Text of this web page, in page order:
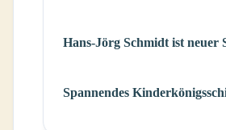
Hans-Jörg Schmidt ist neuer
Spannendes